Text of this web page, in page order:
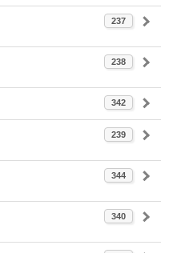
237
238
342
239
344
340